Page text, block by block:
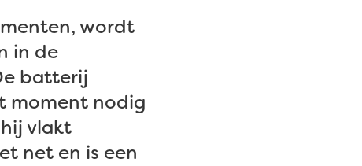
wordt
in de
batterij
moment nodig
vlakt
net en is een